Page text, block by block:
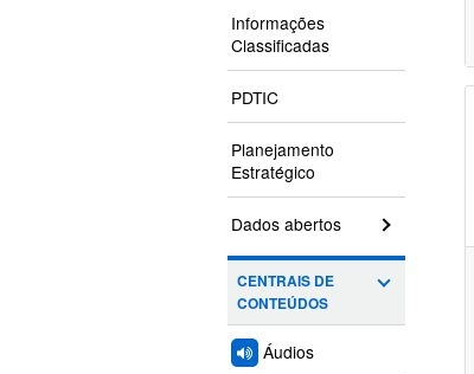
Informações
Classificadas
PDTIC
Planejamento
Estratégico
Dados abertos
CENTRAIS DE
CONTEÚDOS
Áudios